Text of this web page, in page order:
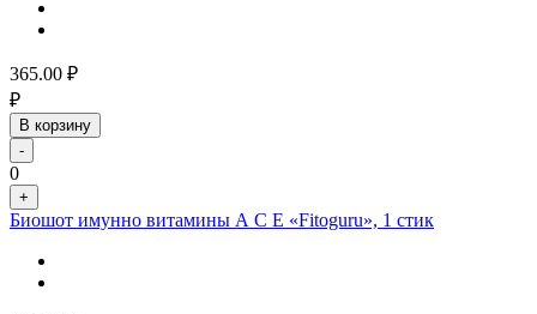
365.00 ₽
₽
В корзину
-
0
+
Биошот имунно витамины А С Е «Fitoguru», 1 стик